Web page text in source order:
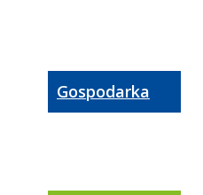
Gospodarka